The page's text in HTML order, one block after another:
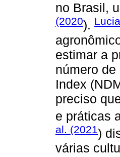
no Brasil,
(2020).
estimar a
número
Index
preciso
e práticas
al. (2021)
várias